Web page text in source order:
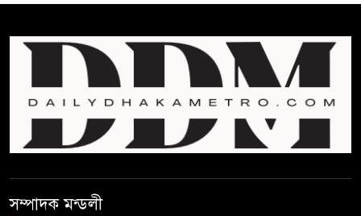
প্রধানমন্ত্রী
ফিফা সভাপতির বিরুদ্ধে এবার
‘নারী সংক্রান্ত অভিযোগ
ছেলেকে নিয়ে রোনালদোর যে বড়
সম্পাদক মন্ডলী